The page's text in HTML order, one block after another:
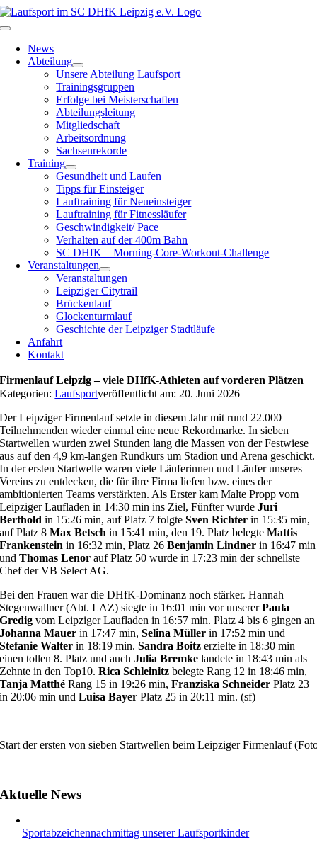
Zum
Inhalt
Toggle
Navigation
News
Abteilung
Unsere Abteilung Laufsport
Trainingsgruppen
Erfolge bei Meisterschaften
Abteilungsleitung
Mitgliedschaft
Arbeitsordnung
Sachsenrekorde
Training
Gesundheit und Laufen
Tipps für Einsteiger
Lauftraining für Neueinsteiger
Lauftraining für Fitnessläufer
Geschwindigkeit/ Pace
Verhalten auf der 400m Bahn
SC DHfK – Morning-Core-Workout-Challenge
Veranstaltungen
Veranstaltungen
Leipziger Citytrail
Brückenlauf
Glockenturmlauf
Geschichte der Leipziger Stadtläufe
Anfahrt
Kontakt
Firmenlauf Leipzig – viele DHfK-Athleten auf vorderen Plätzen
Kategorien:Laufsportveröffentlicht am: 20. Juni 2026
Der Leipziger Firmenlauf setzte in diesem Jahr mit rund 22.000
Teilnehmenden wieder einmal eine neue Rekordmarke. In sieben
Startwellen wurden zwei Stunden lang die Massen von der Festwiese
aus auf den 4,9 km-langen Rundkurs um Stadion und Arena geschickt.
In der ersten Startwelle waren viele Läuferinnen und Läufer unseres
Vereins zu entdecken, die für ihre Firma liefen bzw. eines der
ambitionierten Teams verstärkten. Als Erster kam Malte Propp vom
Leipziger Laufladen in 14:30 min ins Ziel, Fünfter wurdeJuri
Berthold in 15:26 min, auf Platz 7 folgteSven Richter in 15:35 min,
auf Platz 8Max Betsch in 15:41 min, den 19. Platz belegteMattis
Frankenstein in 16:32 min, Platz 26Benjamin Lindner in 16:47 min
undThomas Lenor auf Platz 50 wurde in 17:23 min der schnellste
Chef der VB Select AG.
Bei den Frauen war die DHfK-Dominanz noch stärker. Hannah
Stegenwallner (Abt. LAZ) siegte in 16:01 min vor unsererPaula
Gredig vom Leipziger Laufladen in 16:57 min. Platz 4 bis 6 gingen an
Johanna Mauer in 17:47 min,Selina Müller in 17:52 min und
Stefanie Walter in 18:19 min.Sandra Boitz erzielte in 18:30 min
einen tollen 8. Platz und auchJulia Bremke landete in 18:43 min als
Zehnte in den Top10.Rica Schleinitzbelegte Rang 12 in 18:46 min,
Tanja MatthéRang 15 in 19:26 min,Franziska Schneider Platz 23
in 20:06 min undLuisa Bayer Platz 25 in 20:11 min. (sf)
Start der ersten von sieben Startwellen beim Leipziger Firmenlauf
Aktuelle News
Sportabzeichennachmittag unserer Laufsportkinder